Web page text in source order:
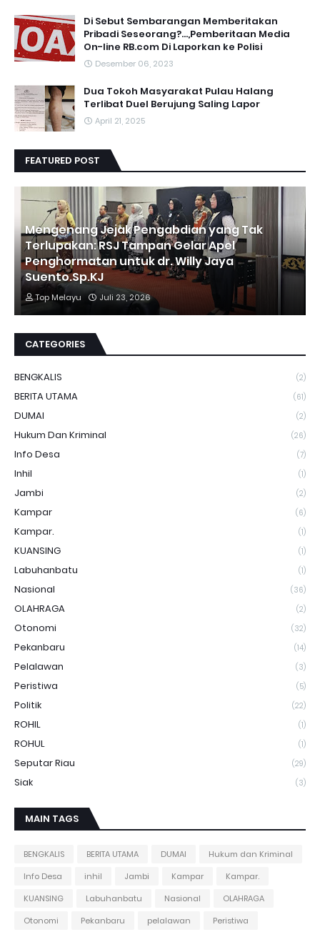
Di Sebut Sembarangan Memberitakan
Pribadi Seseorang?...,Pemberitaan Media
On-line RB.com Di Laporkan ke Polisi
Desember 06, 2023
Dua Tokoh Masyarakat Pulau Halang
Terlibat Duel Berujung Saling Lapor
April 21, 2025
FEATURED POST
Mengenang Jejak Pengabdian yang Tak
Terlupakan: RSJ Tampan Gelar Apel
Penghormatan untuk dr. Willy Jaya
Suento.Sp.KJ
Top Melayu Juli 23, 2026
CATEGORIES
BENGKALIS (2)
BERITA UTAMA (61)
DUMAI (2)
Hukum Dan Kriminal (26)
Info Desa (7)
Inhil (1)
Jambi (2)
Kampar (6)
Kampar. (1)
KUANSING (1)
Labuhanbatu (1)
Nasional (36)
OLAHRAGA (2)
Otonomi (32)
Pekanbaru (14)
Pelalawan (3)
Peristiwa (5)
Politik (22)
ROHIL (1)
ROHUL (1)
Seputar Riau (29)
Siak (3)
MAIN TAGS
BENGKALIS BERITA UTAMA DUMAI
Hukum dan Kriminal
Info Desa
inhil Jambi Kampar
Kampar.
KUANSING
Labuhanbatu Nasional
OLAHRAGA
Otonomi
Pekanbaru pelalawan Peristiwa